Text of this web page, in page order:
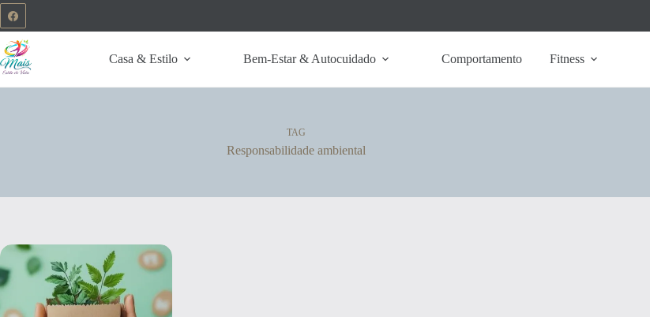
Casa & Estilo Bem-Estar & Autocuidado Comportamento Fitness
TAG
Responsabilidade ambiental